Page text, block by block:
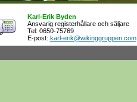
Karl-Erik Byden
Ansvarig registerhållare och säljare
Tel: 0650-75769
E-post: karl-erik@wikinggruppen.com